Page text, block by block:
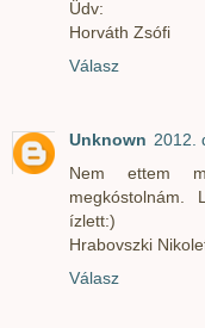
Üdv:
Horváth Zsófi
Válasz
Unknown 2012.
Nem ettem
megkóstolnám.
ízlett:)
Hrabovszki
Válasz